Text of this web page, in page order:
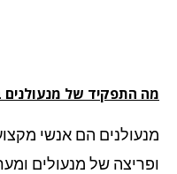
התפקיד של מנעולנים
הם אנשי מקצוע
של מנעולים